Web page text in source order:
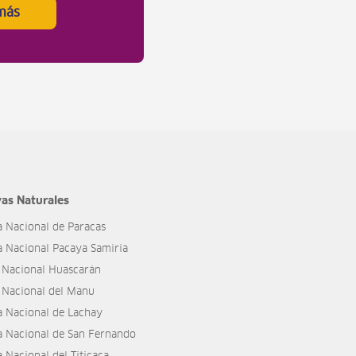
Naturales
Nacional de Paracas
Nacional Pacaya Samiria
Nacional Huascarán
Nacional del Manu
Nacional de Lachay
Nacional de San Fernando